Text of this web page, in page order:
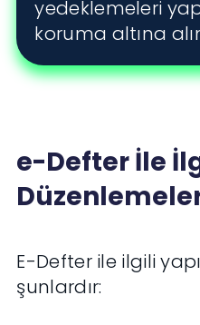
yedeklemeleri
koruma altına
e-Defter İle
E-Defter ile ilgili
şunlardır: